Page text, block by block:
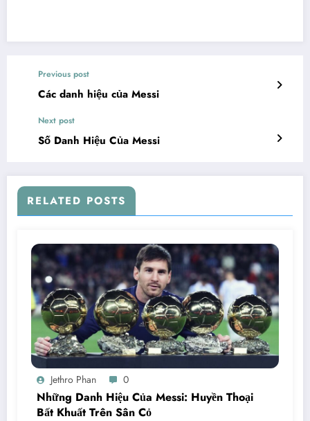
Previous post
Các danh hiệu của Messi
Next post
Số Danh Hiệu Của Messi
RELATED POSTS
Jethro Phan 0
Những Danh Hiệu Của Messi: Huyền Thoại
Bất Khuất Trên Sân Cỏ